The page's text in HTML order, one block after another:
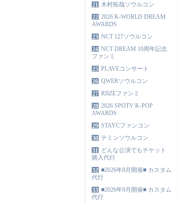
21 木村拓哉ソウルコン
22 2026 K-WORLD DREAM
AWARDS
23 NCT 127ソウルコン
24 NCT DREAM 10周年記念
ファンミ
25 PLAVEコンサート
26 QWERソウルコン
27 RIIZEファンミ
28 2026 SPOTV K-POP
AWARDS
29 STAYCファンコン
30 テミンソウルコン
31 どんな公演でもチケット
購入代行
32 ■2026年8月開催■ カスタム
代行
33 ■2026年9月開催■ カスタム
代行